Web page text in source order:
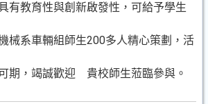
有教育性與創新啟發性，可給予學生
械系車輛組師生200多人精心策劃，活
期，竭誠歡迎 貴校師生蒞臨參與。